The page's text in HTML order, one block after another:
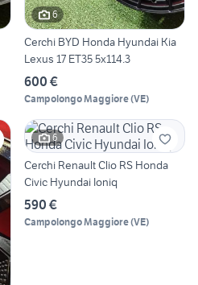
6
Cerchi BYD Honda Hyundai Kia
Lexus 17 ET35 5x114.3
600 €
Campolongo Maggiore(VE)
6
Cerchi Renault Clio RS Honda
Civic Hyundai Ioniq
590 €
Campolongo Maggiore(VE)